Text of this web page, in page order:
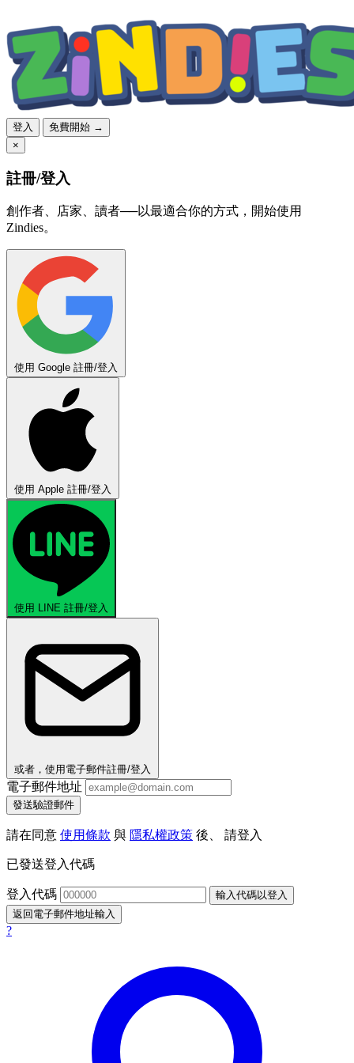
登入
免費開始 →
×
註冊/登入
創作者、店家、讀者──以最適合你的方式，開始使用
Zindies。
使用 Google 註冊/登入
使用 Apple 註冊/登入
使用 LINE 註冊/登入
或者，使用電子郵件註冊/登入
電子郵件地址
發送驗證郵件
請在同意 使用條款 與 隱私權政策 後、 請登入
已發送登入代碼
登入代碼
輸入代碼以登入
返回電子郵件地址輸入
?